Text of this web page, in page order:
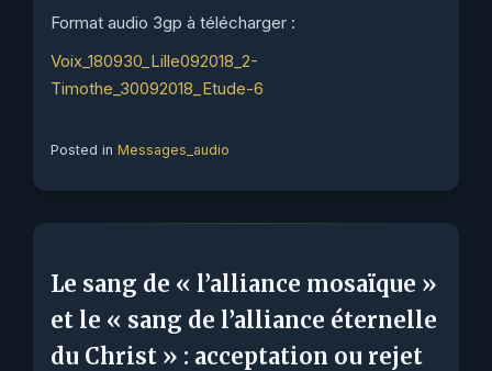
Format audio 3gp à télécharger :
Voix_180930_Lille092018_2-
Timothe_30092018_Etude-6
Posted in Messages_audio
Le sang de « l’alliance mosaïque »
et le « sang de l’alliance éternelle
du Christ » : acceptation ou rejet